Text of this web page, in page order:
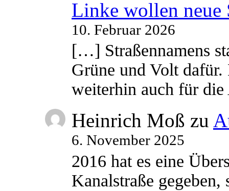
Linke wollen neue
10. Februar 2026
[…] Straßennamens
Grüne und Volt
weiterhin auch für
Heinrich Moß zu
6. November 2025
2016 hat es eine
Kanalstraße